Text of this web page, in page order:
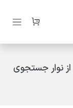
از نوار جستجوی